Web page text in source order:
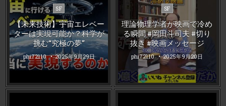
Posted
in
SF
【未来技術】宇宙エレベー
ターは実現可能か？科学が
挑む“究極の夢”
phi72110 2025年9月29日
Posted
in
SF
理論物理学者が映画で冷め
る瞬間 #岡田斗司夫 #切り
抜き #映画メッセージ
phi72110 2025年9月20日